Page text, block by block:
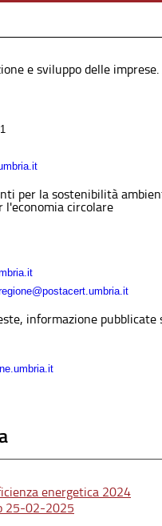
e sviluppo delle
per la sostenibilità
l'economia circolare
informazione pubblicate
energetica 2024
25-02-2025